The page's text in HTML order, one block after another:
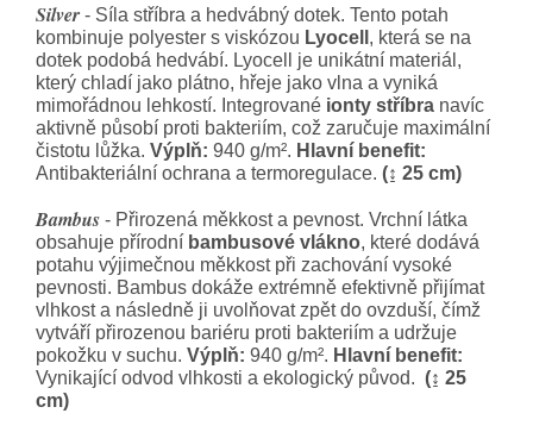
Silver - Síla stříbra a hedvábný dotek. Tento potah
kombinuje polyester s viskózou Lyocell , která se na
dotek podobá hedvábí. Lyocell je unikátní materiál,
který chladí jako plátno, hřeje jako vlna a vyniká
mimořádnou lehkostí. Integrované ionty stříbra navíc
aktivně působí proti bakteriím, což zaručuje maximální
čistotu lůžka. Výplň: 940 g/m². Hlavní benefit:
Antibakteriální ochrana a termoregulace. (↨ 25 cm)
Bambus - Přirozená měkkost a pevnost. Vrchní látka
obsahuje přírodní bambusové vlákno, které dodává
potahu výjimečnou měkkost při zachování vysoké
pevnosti. Bambus dokáže extrémně efektivně přijímat
vlhkost a následně ji uvolňovat zpět do ovzduší, čímž
vytváří přirozenou bariéru proti bakteriím a udržuje
pokožku v suchu. Výplň: 940 g/m². Hlavní benefit:
Vynikající odvod vlhkosti a ekologický původ. (↨ 25
cm)